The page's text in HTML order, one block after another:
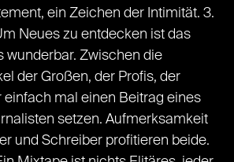
ein Zeichen der Intimität. 3.
Neues zu entdecken ist das
wunderbar. Zwischen die
der Großen, der Profis, der
mal einen Beitrag eines
setzen. Aufmerksamkeit
und Schreiber profitieren beide.